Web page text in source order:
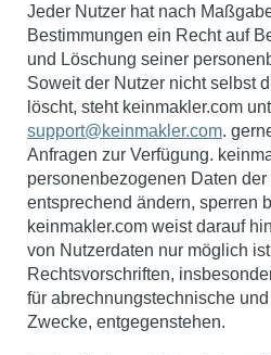
Jeder Nutzer hat nach
Bestimmungen ein Recht auf
und Löschung seiner
Soweit der Nutzer nicht selbst
löscht, steht keinmakler.com
support@keinmakler.com.
Anfragen zur Verfügung.
personenbezogenen Daten
entsprechend ändern, sperren
keinmakler.com weist darauf
von Nutzerdaten nur möglich
Rechtsvorschriften,
für abrechnungstechnische
Zwecke, entgegenstehen.